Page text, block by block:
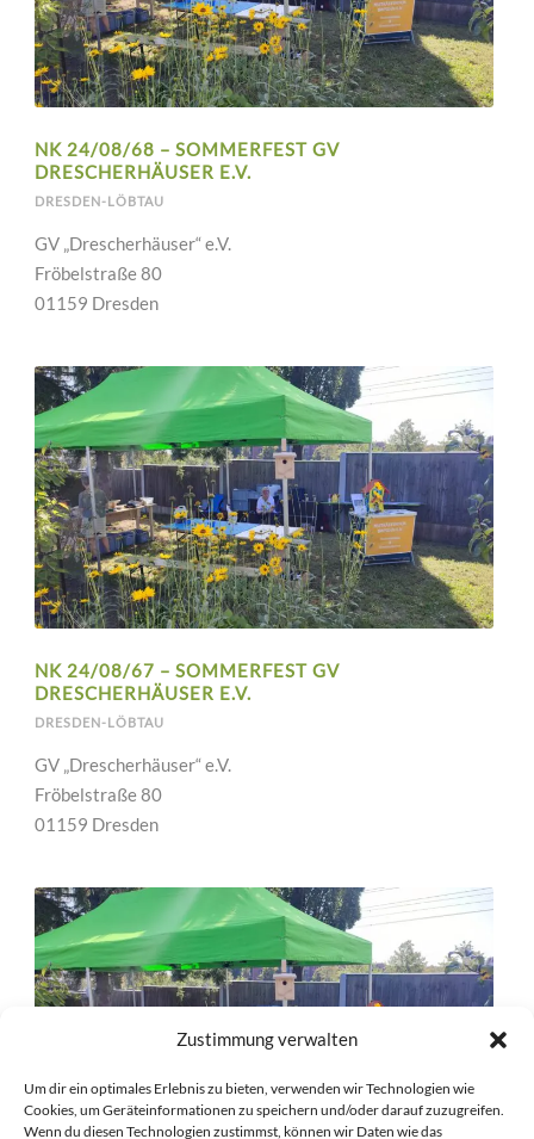
Zustimmung verwalten
Um dir ein optimales Erlebnis zu bieten, verwenden wir Technologien wie
Cookies, um Geräteinformationen zu speichern und/oder darauf zuzugreifen.
Wenn du diesen Technologien zustimmst, können wir Daten wie das
NK 24/08/68 – SOMMERFEST GV
DRESCHERHÄUSER E.V.
DRESDEN-LÖBTAU
GV „Drescherhäuser“ e.V.
Fröbelstraße 80
01159 Dresden
NK 24/08/67 – SOMMERFEST GV
DRESCHERHÄUSER E.V.
DRESDEN-LÖBTAU
GV „Drescherhäuser“ e.V.
Fröbelstraße 80
01159 Dresden